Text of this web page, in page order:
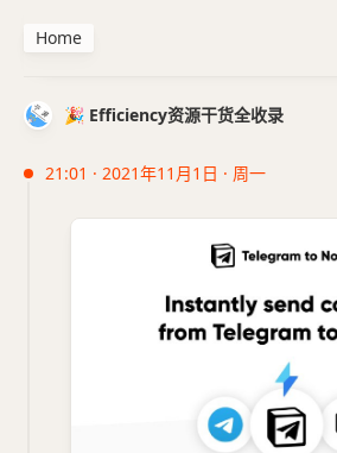
🎉 Efficiency资源干货全收录
21:01 · 2021年11月1日 · 周一
Home